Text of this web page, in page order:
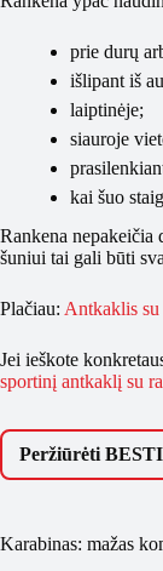
prie durų
išlipant iš
laiptinėje;
siauroje
kai šuo
Rankena nepakeičia
šuniui tai gali būti
Plačiau: Antkaklis su
Jei ieškote
sportinį antkaklį su
Peržiūrėti
Karabinas: mažas